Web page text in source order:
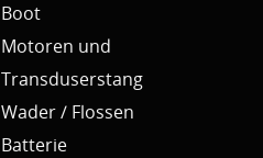
Boot
Motoren und
Transduserstang
Wader / Flossen
Batterie